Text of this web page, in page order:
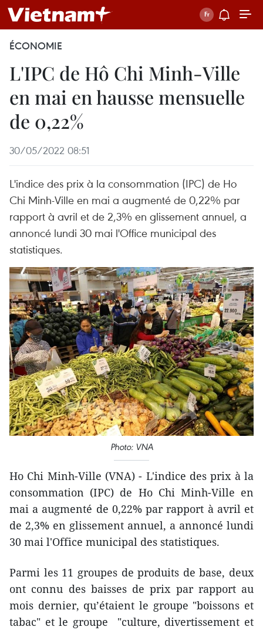
ÉCONOMIE
L'IPC de Hô Chi Minh-Ville
en mai en hausse mensuelle
de 0,22%
30/05/2022 08:51
L'indice des prix à la consommation (IPC) de Ho
Chi Minh-Ville en mai a augmenté de 0,22% par
rapport à avril et de 2,3% en glissement annuel, a
annoncé lundi 30 mai l'Office municipal des
statistiques.
Photo: VNA
Ho Chi Minh-Ville (VNA) - L'indice des prix à la
consommation (IPC) de Ho Chi Minh-Ville en
mai a augmenté de 0,22% par rapport à avril et
de 2,3% en glissement annuel, a annoncé lundi
30 mai l'Office municipal des statistiques.
Parmi les 11 groupes de produits de base, deux
ont connu des baisses de prix par rapport au
mois dernier, qu’étaient le groupe "boissons et
tabac" et le groupe "culture, divertissement et